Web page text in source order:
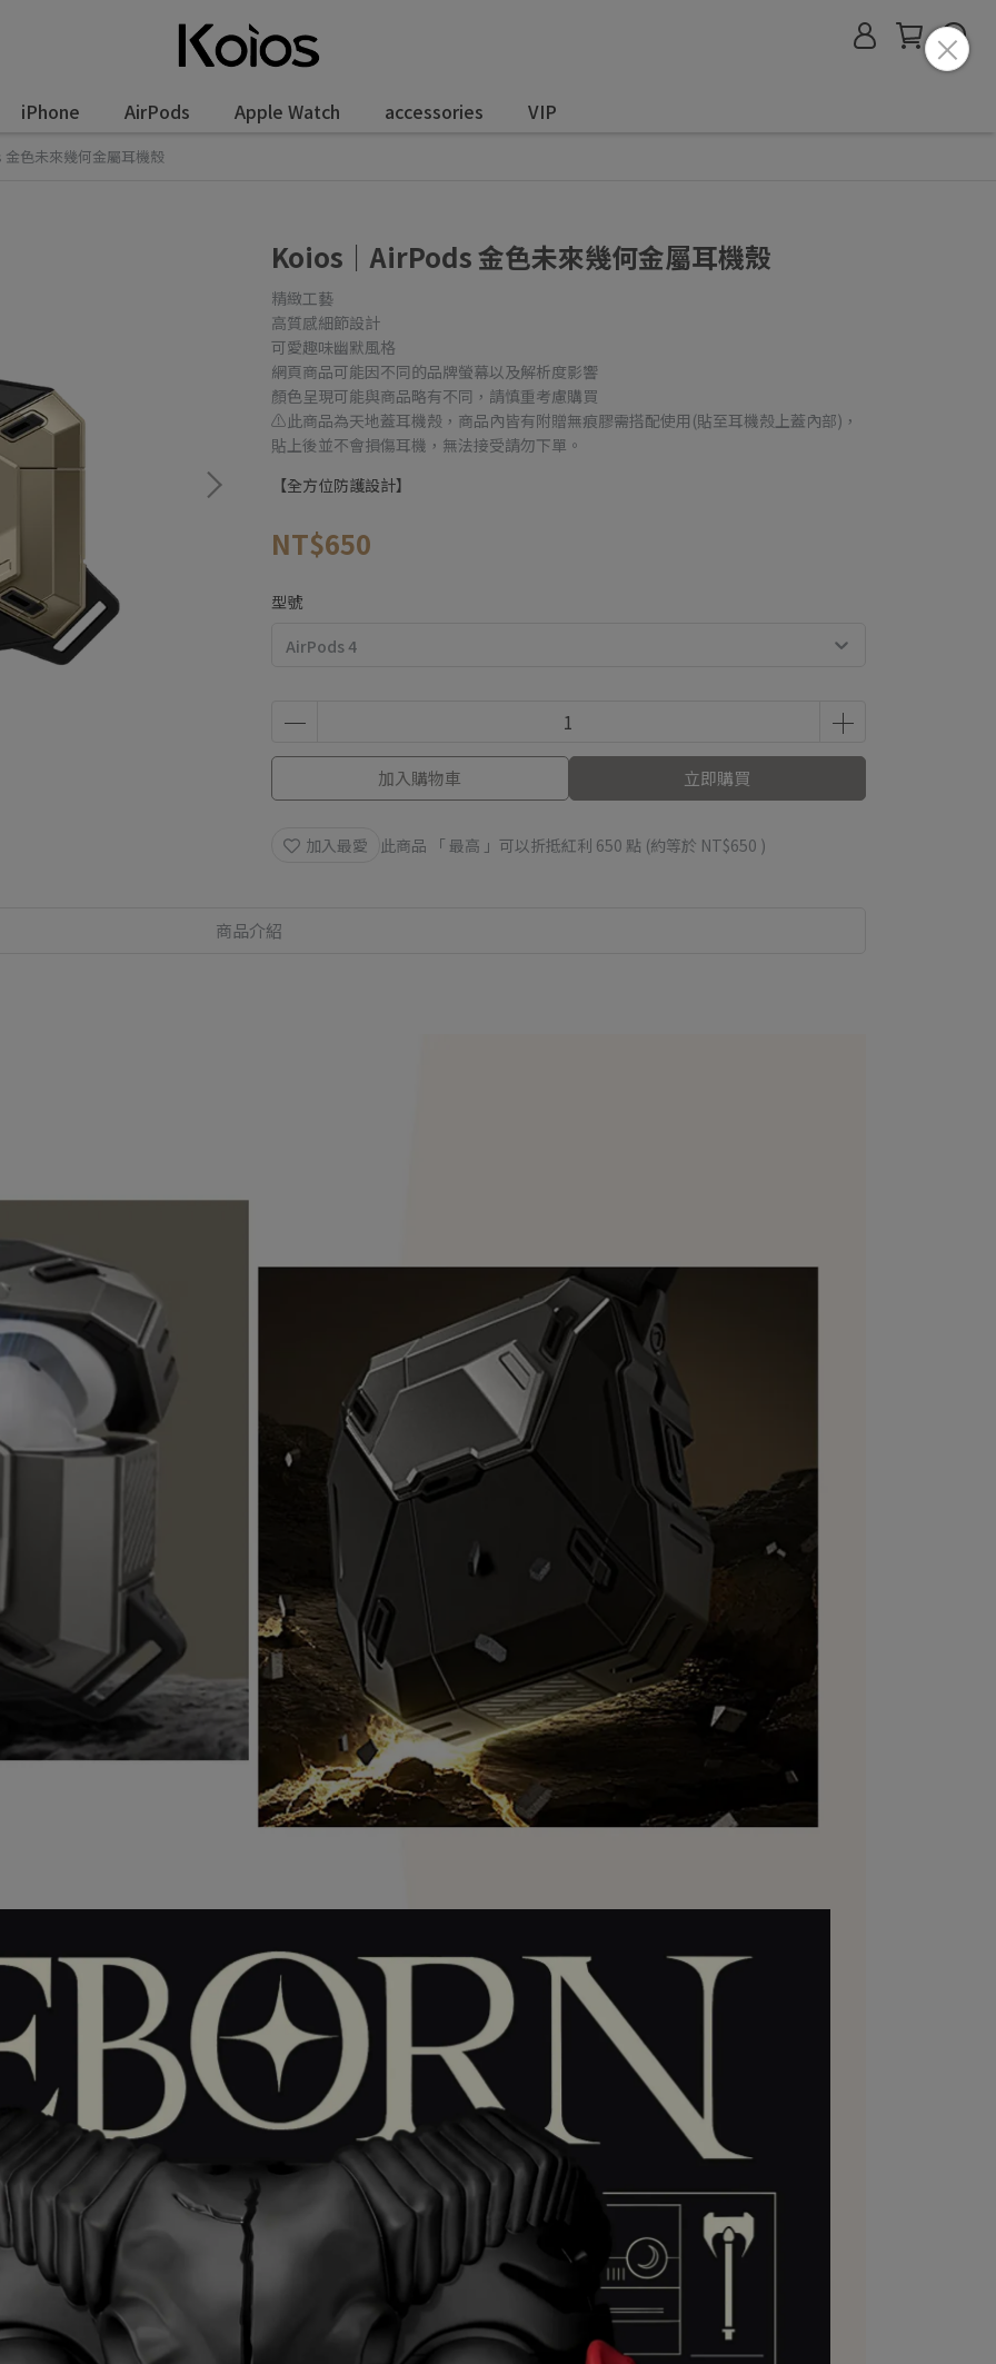
iPhone AirPods Apple Watch accessories VIP
色未來幾何金屬耳機殼
Koios｜AirPods 金色未來幾何金屬耳機殼
精緻工藝
高質感細節設計
可愛趣味幽默風格
網頁商品可能因不同的品牌螢幕以及解析度影響
顏色呈現可能與商品略有不同，請慎重考慮購買
⚠️此商品為天地蓋耳機殼，商品內皆有附贈無痕膠需搭配使用(貼至耳機殼上蓋內部)，
貼上後並不會損傷耳機，無法接受請勿下單。
【全方位防護設計】
NT$650
型號
加入購物車 立即購買
加入最愛 此商品 「 最高 」可以折抵紅利 650 點 (約等於 NT$650 )
商品介紹